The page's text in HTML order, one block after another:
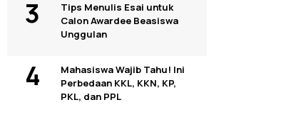
Tips Menulis Esai untuk
Calon Awardee Beasiswa
Unggulan
Mahasiswa Wajib Tahu! Ini
Perbedaan KKL, KKN, KP,
PKL, dan PPL